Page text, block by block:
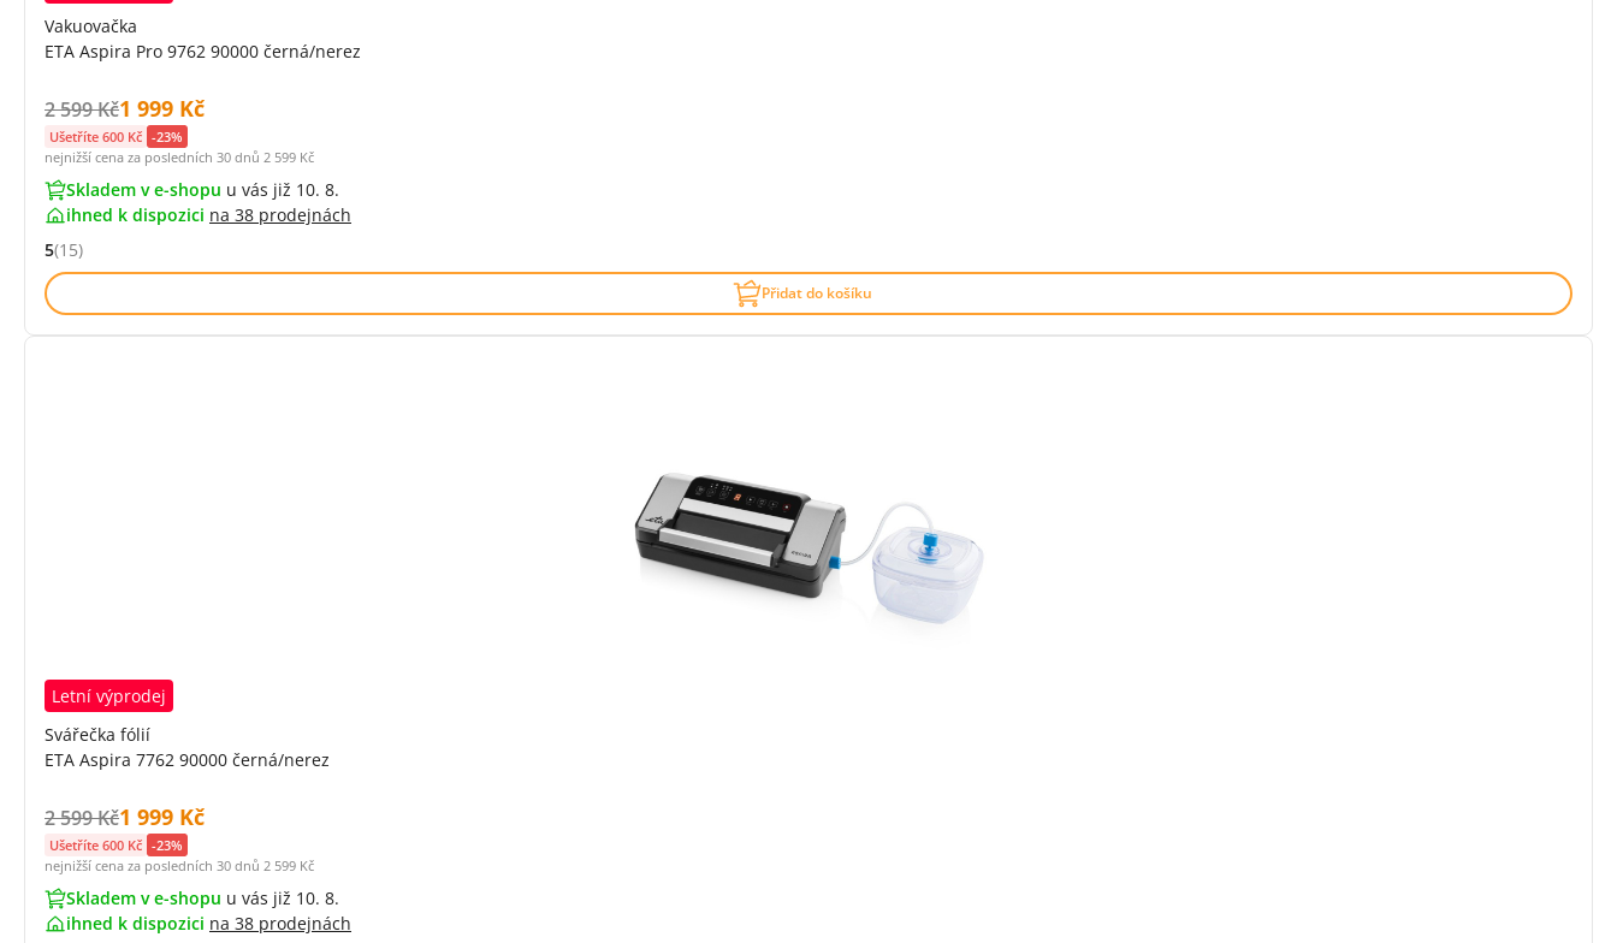
Vakuovačka
ETA Aspira Pro 9762 90000 černá/nerez
Původní cena s DPH:
2 599 KčCena s DPH:
1 999 Kč
Ušetříte 600 Kč -23%
nejnižší cena za posledních 30 dnů 2 599 Kč
Skladem v e-shopu u vás již 10. 8.
ihned k dispozici na 38 prodejnách
Hodnocení: 5 z 5 (15 recenzí)
5(15)
Přidat do košíku
Letní výprodej
Svářečka fólií
ETA Aspira 7762 90000 černá/nerez
Původní cena s DPH:
2 599 KčCena s DPH:
1 999 Kč
Ušetříte 600 Kč -23%
nejnižší cena za posledních 30 dnů 2 599 Kč
Skladem v e-shopu u vás již 10. 8.
ihned k dispozici na 38 prodejnách